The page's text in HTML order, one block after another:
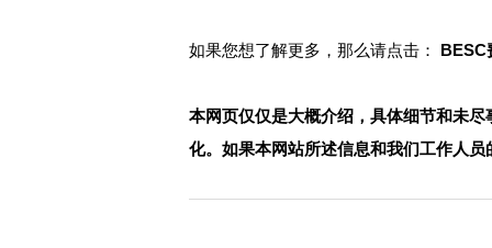
如果您想了解更多，那么请点击： BESC
本网页仅仅是大概介绍，具体细节和未
化。如果本网站所述信息和我们工作人